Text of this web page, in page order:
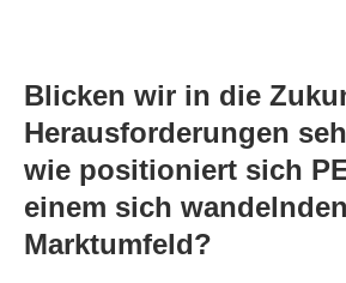
Blicken wir in die
Herausforderungen
wie positioniert sich
einem sich wandelnden
Marktumfeld?